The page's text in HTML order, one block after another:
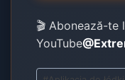
🎬 Abonează-te
YouTube
Post